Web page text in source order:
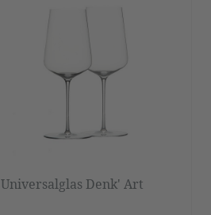
Universalglas Denk' Art